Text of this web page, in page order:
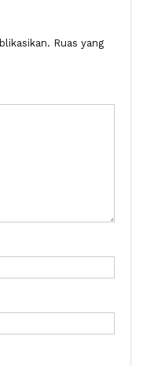
Ruas yang